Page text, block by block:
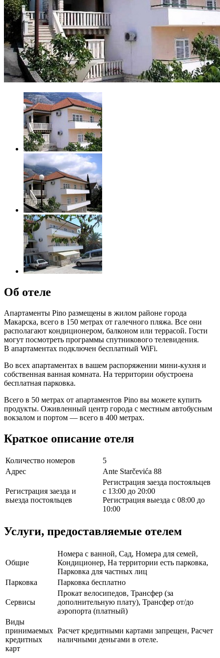
Об отеле
Апартаменты Pino размещены в жилом районе города
Макарска, всего в 150 метрах от галечного пляжа. Все они
располагают кондиционером, балконом или террасой. Гости
могут посмотреть программы спутникового телевидения.
В апартаментах подключен бесплатный WiFi.
Во всех апартаментах в вашем распоряжении мини-кухня и
собственная ванная комната. На территории обустроена
бесплатная парковка.
Всего в 50 метрах от апартаментов Pino вы можете купить
продукты. Оживленный центр города с местным автобусным
вокзалом и портом — всего в 400 метрах.
Краткое описание отеля
Количество номеров
5
Адрес
Ante Starčevića 88
Регистрация заезда и
выезда постояльцев
Регистрация заезда постояльцев
с 13:00 до 20:00
Регистрация выезда с 08:00 до
10:00
Услуги, предоставляемые отелем
Общие
Номера с ванной, Сад, Номера для семей,
Кондиционер, На территории есть парковка,
Парковка для частных лиц
Парковка
Парковка бесплатно
Сервисы
Прокат велосипедов, Трансфер (за
дополнительную плату), Трансфер от/до
аэропорта (платный)
Виды
принимаемых
кредитных
карт
Расчет кредитными картами запрещен, Расчет
наличными деньгами в отеле.